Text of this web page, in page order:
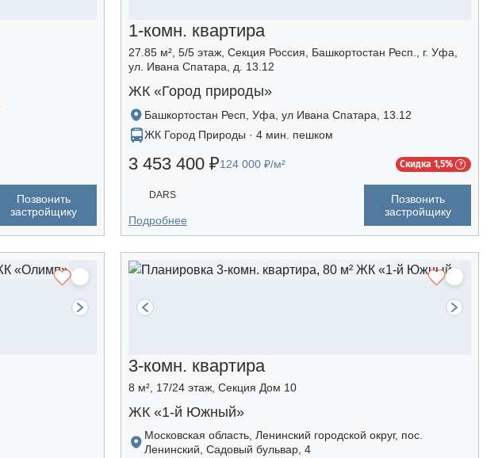
Позвонить
застройщику
1-комн. квартира
27.85 м², 5/5 этаж, Секция Россия, Башкортостан Респ., г. Уфа,
ул. Ивана Спатара, д. 13.12
ЖК «Город природы»
Башкортостан Респ, Уфа, ул Ивана Спатара, 13.12
ЖК Город Природы · 4 мин. пешком
3 453 400 ₽124 000 ₽/м² Скидка 1,5%
DARS
Позвонить
застройщику
Подробнее
3-комн. квартира
8 м², 17/24 этаж, Секция Дом 10
ЖК «1-й Южный»
Московская область, Ленинский городской округ, пос.
Ленинский, Садовый бульвар, 4